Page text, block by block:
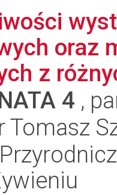
oraz
z
4 ,
Tomasz